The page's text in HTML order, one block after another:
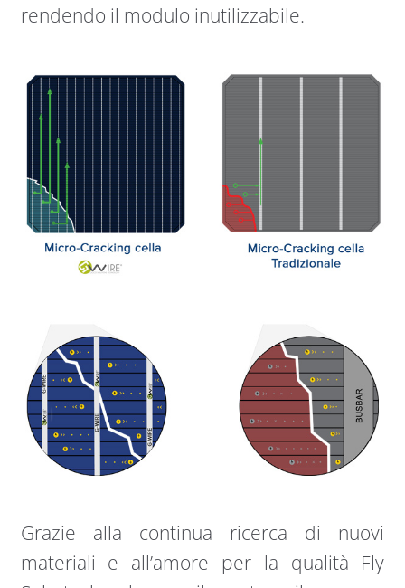
rendendo il modulo inutilizzabile.
Grazie alla continua ricerca di nuovi
materiali e all’amore per la qualità Fly